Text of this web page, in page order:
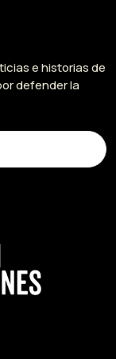
e historias de
defender la